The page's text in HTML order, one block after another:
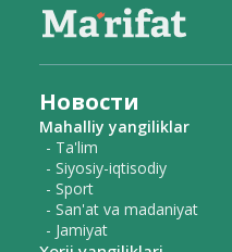
Новости
Mahalliy yangiliklar
- Ta'lim
- Siyosiy-iqtisodiy
- Sport
- San'at va madaniyat
- Jamiyat